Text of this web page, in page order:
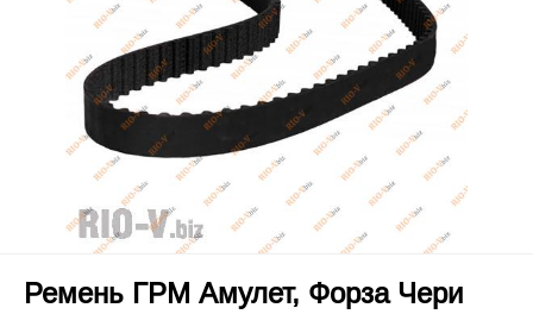
Ремень ГРМ Амулет, Форза Чери